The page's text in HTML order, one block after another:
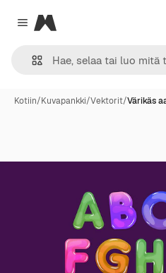
Close menu
Magnific
Kotiin/Kuvapankki/Vektorit/Värikäs